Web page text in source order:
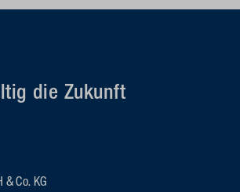
die Zukunft
Co. KG